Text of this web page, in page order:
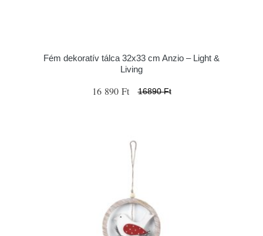
Fém dekoratív tálca 32x33 cm Anzio – Light &
Living
16 890 Ft 16890 Ft